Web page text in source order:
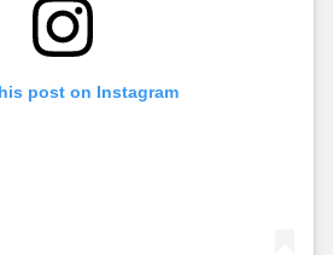
post on Instagram